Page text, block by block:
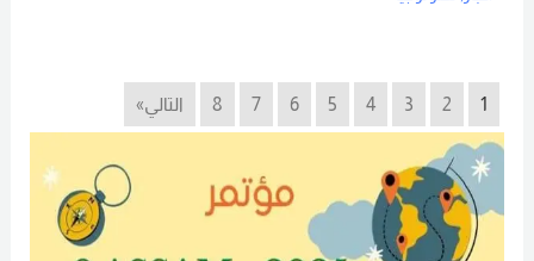
1
2
3
4
5
6
7
8 التالي»